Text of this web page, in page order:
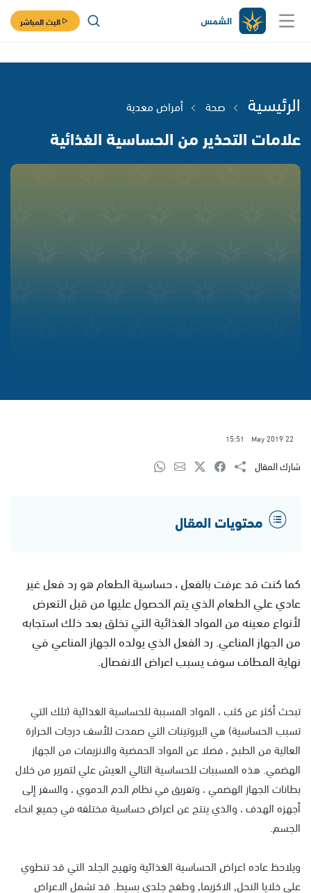
البث المباشر
الرئيسية صحة أمراض معدية
علامات التحذير من الحساسية الغذائية
22 May 2019
15:51
شارك المقال
محتويات المقال
كما كنت قد عرفت بالفعل ، حساسية الطعام هو رد فعل غير
عادي علي الطعام الذي يتم الحصول عليها من قبل التعرض
لأنواع معينه من المواد الغذائية التي تخلق بعد ذلك استجابه
من الجهاز المناعي. رد الفعل الذي يولده الجهاز المناعي في
نهاية المطاف سوف يسبب اعراض الانفصال.
تبحث أكثر عن كثب ، المواد المسببة للحساسية الغذائية (تلك التي
تسبب الحساسية) هي البروتينات التي صمدت للأسف درجات الحرارة
العالية من الطبخ ، فضلا عن المواد الحمضية والانزيمات من الجهاز
الهضمي. هذه المسببات للحساسية التالي العيش علي لتمرير من خلال
بطانات الجهاز الهضمي ، وتفريق في نظام الدم الدموي ، والسفر إلى
أجهزه الهدف ، والذي ينتج عن اعراض حساسية مختلفه في جميع انحاء
الجسم.
ويلاحظ عاده اعراض الحساسية الغذائية وتهيج الجلد التي قد تنطوي
علي خلايا النحل, الاكزيما, وطفح جلدي بسيط. قد تشمل الاعراض